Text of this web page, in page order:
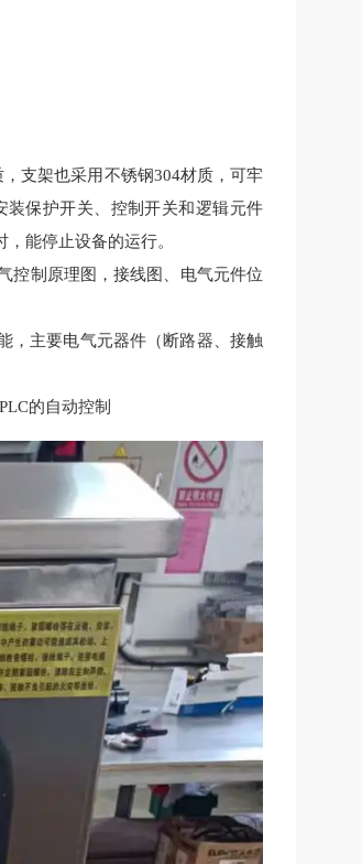
，支架也采用不锈钢304材质，可牢
装保护开关、控制开关和逻辑元件
能停止设备的运行。
控制原理图，接线图、电气元件位
，主要电气元器件（断路器、接触
的自动控制